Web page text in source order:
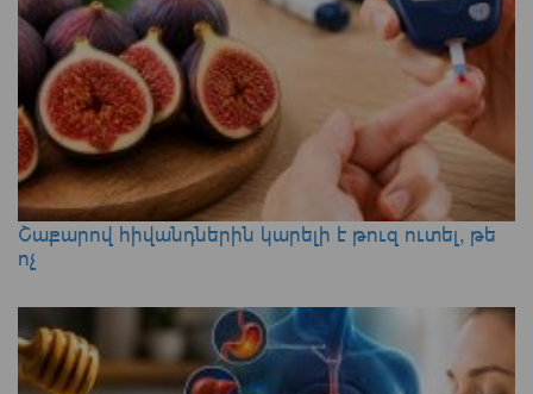
Շաքարով հիվանդներին կարելի է թուզ ուտել, թե
ոչ